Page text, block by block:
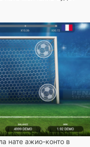
нате ажио-конто в